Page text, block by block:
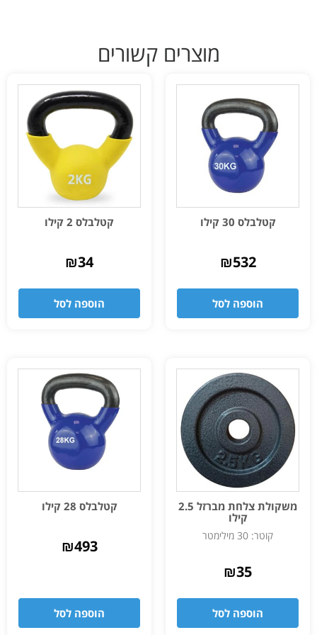
מוצרים קשורים
קטלבלס 30 קילו
₪532
הוספה לסל
קטלבלס 2 קילו
₪34
הוספה לסל
משקולת צלחת מברזל 2.5
קילו
קוטר: 30 מילימטר
₪35
הוספה לסל
קטלבלס 28 קילו
₪493
הוספה לסל